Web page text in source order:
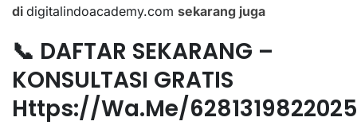
di digitalindoacademy.com sekarang juga
📞 DAFTAR SEKARANG –
KONSULTASI GRATIS
Https://wa.me/6281319822025